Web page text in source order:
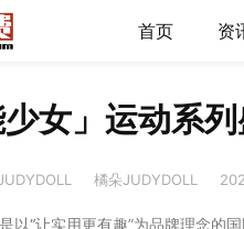
首页 资
女」运动系
橘朵JUDYDOLL
以“让实用更有趣”为品牌理念的